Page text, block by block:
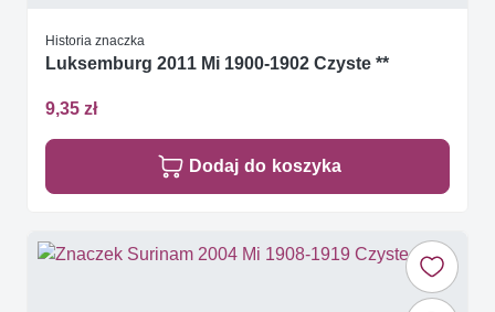
Historia znaczka
Luksemburg 2011 Mi 1900-1902 Czyste **
9,35 zł
Dodaj do koszyka